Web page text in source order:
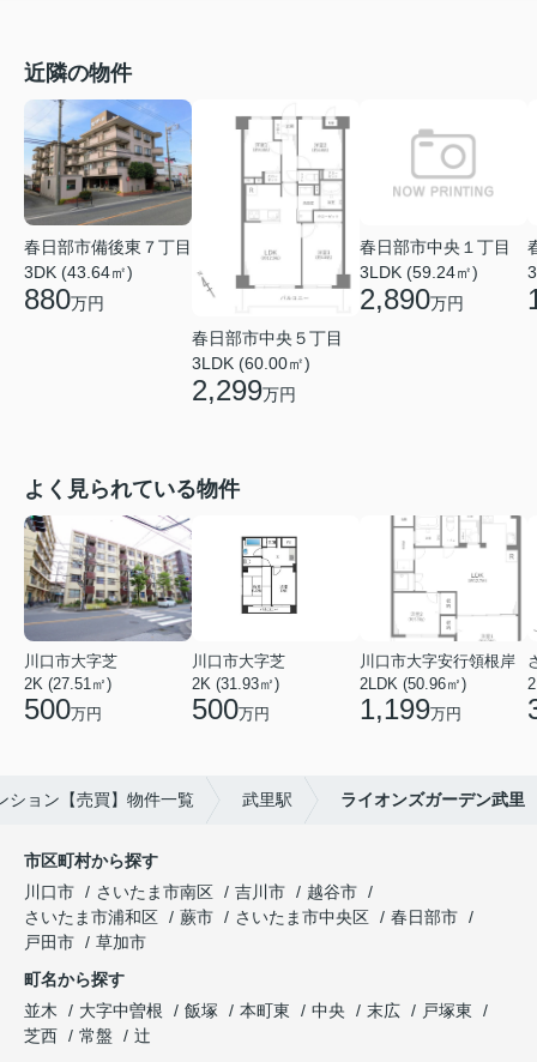
近隣の物件
春日部市備後東７丁目
3DK (43.64㎡)
880万円
春日部市中央５丁目
3LDK (60.00㎡)
2,299万円
春日部市中央１丁目
3LDK (59.24㎡)
2,890万円
よく見られている物件
川口市大字芝
2K (27.51㎡)
500万円
川口市大字芝
2K (31.93㎡)
500万円
川口市大字安行領根岸
2LDK (50.96㎡)
1,199万円
ション【売買】物件一覧 武里駅 ライオンズガーデン武里
市区町村から探す
川口市
さいたま市南区 吉川市
越谷市
さいたま市浦和区
蕨市 さいたま市中央区
春日部市
戸田市
草加市
町名から探す
並木
大字中曽根 飯塚 本町東 中央 末広
戸塚東
芝西
常盤
辻